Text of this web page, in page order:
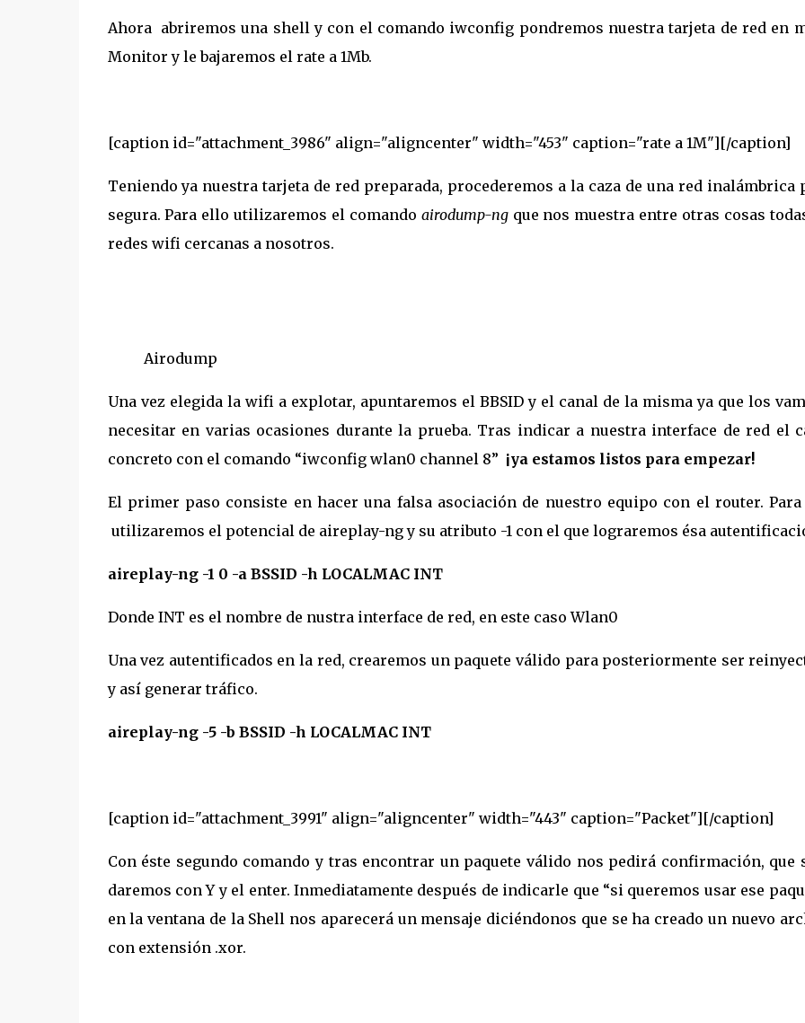
Ahora abriremos una shell y con el comando iwconfig pondremos nuestra tarjeta de red en
Monitor y le bajaremos el rate a 1Mb.
[caption id="attachment_3986" align="aligncenter" width="453" caption="rate a 1M"][/caption]
Teniendo ya nuestra tarjeta de red preparada, procederemos a la caza de una red inalámbrica
segura. Para ello utilizaremos el comando airodump-ngque nos muestra entre otras cosas
redes wifi cercanas a nosotros.
Airodump
Una vez elegida la wifi a explotar, apuntaremos el BBSID y el canal de la misma ya que los
necesitar en varias ocasiones durante la prueba. Tras indicar a nuestra interface de red el
concreto con el comando “iwconfig wlan0 channel 8” ¡ya estamos listos para empezar!
El primer paso consiste en hacer una falsa asociación de nuestro equipo con el router.
utilizaremos el potencial de aireplay-ng y su atributo -1 con el que lograremos ésa
aireplay-ng -1 0 -a BSSID -h LOCALMAC INT
Donde INT es el nombre de nustra interface de red, en este caso Wlan0
Una vez autentificados en la red, crearemos un paquete válido para posteriormente ser
y así generar tráfico.
aireplay-ng -5 -b BSSID -h LOCALMAC INT
[caption id="attachment_3991" align="aligncenter" width="443" caption="Packet"][/caption]
Con éste segundo comando y tras encontrar un paquete válido nos pedirá confirmación, que
daremos con Y y el enter. Inmediatamente después de indicarle que “si queremos usar ese
en la ventana de la Shell nos aparecerá un mensaje diciéndonos que se ha creado un nuevo
con extensión .xor.